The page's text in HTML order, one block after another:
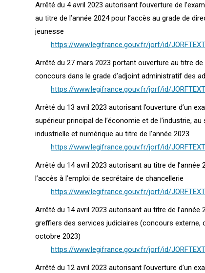
Arrêté du 4 avril 2023 autorisant l’ouverture de
au titre de l’année 2024 pour l’accès au grade de
jeunesse
https://www.legifrance.gouv.fr/jorf/id/
Arrêté du 27 mars 2023 portant ouverture au titre de
concours dans le grade d’adjoint administratif des
https://www.legifrance.gouv.fr/jorf/id/
Arrêté du 13 avril 2023 autorisant l’ouverture d’un
supérieur principal de l’économie et de l’industrie,
industrielle et numérique au titre de l’année 2023
https://www.legifrance.gouv.fr/jorf/id/
Arrêté du 14 avril 2023 autorisant au titre de l’année
l’accès à l’emploi de secrétaire de chancellerie
https://www.legifrance.gouv.fr/jorf/id/
Arrêté du 14 avril 2023 autorisant au titre de
greffiers des services judiciaires (concours
octobre 2023)
https://www.legifrance.gouv.fr/jorf/id/
Arrêté du 12 avril 2023 autorisant l’ouverture d’un